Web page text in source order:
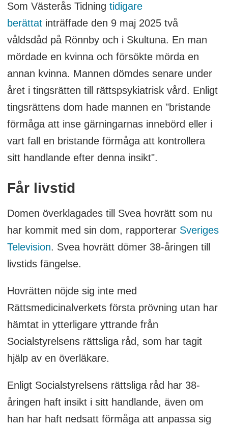
Som Västerås Tidning tidigare
berättatinträffade den 9 maj 2025 två
våldsdåd på Rönnby och i Skultuna. En man
mördade en kvinna och försökte mörda en
annan kvinna. Mannen dömdes senare under
året i tingsrätten till rättspsykiatrisk vård. Enligt
tingsrättens dom hade mannen en "bristande
förmåga att inse gärningarnas innebörd eller i
vart fall en bristande förmåga att kontrollera
sitt handlande efter denna insikt".
Får livstid
Domen överklagades till Svea hovrätt som nu
har kommit med sin dom, rapporterar Sveriges
Television. Svea hovrätt dömer 38-åringen till
livstids fängelse.
Hovrätten nöjde sig inte med
Rättsmedicinalverkets första prövning utan har
hämtat in ytterligare yttrande från
Socialstyrelsens rättsliga råd, som har tagit
hjälp av en överläkare.
Enligt Socialstyrelsens rättsliga råd har 38-
åringen haft insikt i sitt handlande, även om
han har haft nedsatt förmåga att anpassa sig